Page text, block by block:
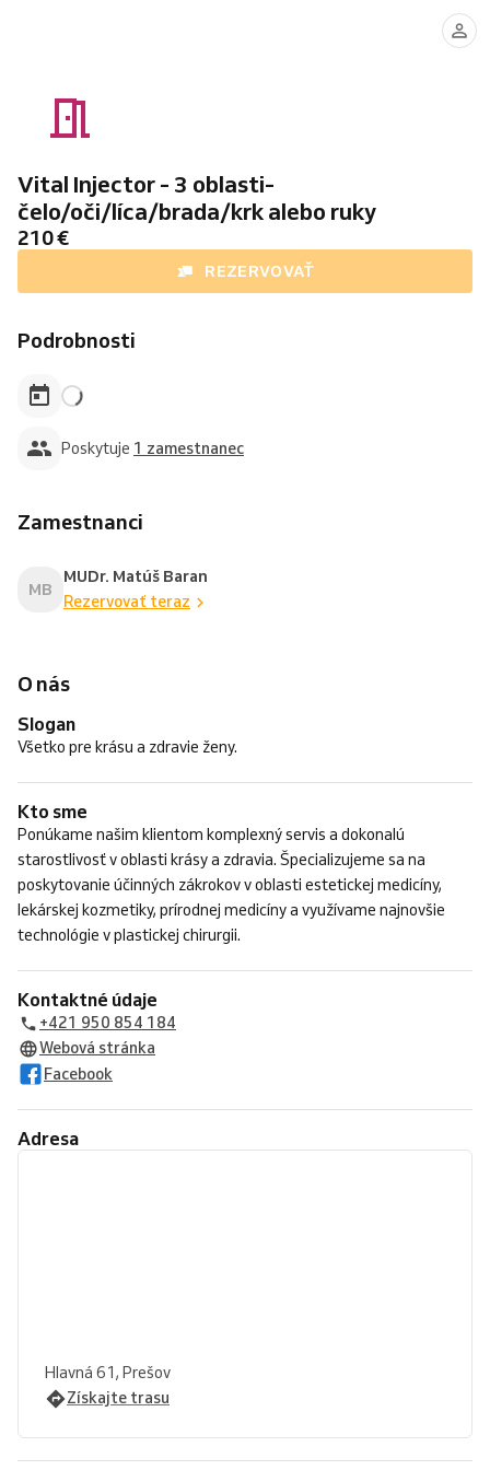
Vital Injector - 3 oblasti-
čelo/oči/líca/brada/krk alebo ruky
210 €
REZERVOVAŤ
Podrobnosti
Poskytuje 1 zamestnanec
Zamestnanci
MB
MUDr. Matúš Baran
Rezervovať teraz
O nás
Slogan
Všetko pre krásu a zdravie ženy.
Kto sme
Ponúkame našim klientom komplexný servis a dokonalú
starostlivosť v oblasti krásy a zdravia. Špecializujeme sa na
poskytovanie účinných zákrokov v oblasti estetickej medicíny,
lekárskej kozmetiky, prírodnej medicíny a využívame najnovšie
technológie v plastickej chirurgii.
Kontaktné údaje
+421 950 854 184
Webová stránka
Facebook
Adresa
Hlavná 61, Prešov
Získajte trasu